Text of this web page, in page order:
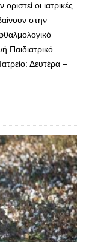
οι ιατρικές
στην
Παιδιατρικό
Δευτέρα –